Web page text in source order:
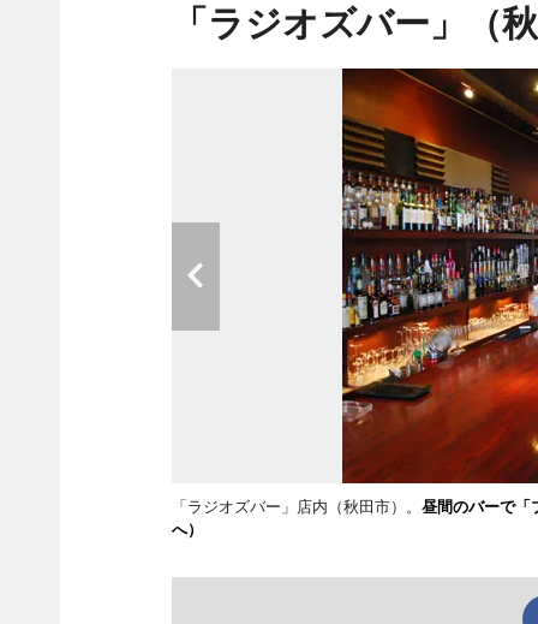
「ラジオズバー」（
「ラジオズバー」店内（秋田市）。 昼間のバーで「
へ）